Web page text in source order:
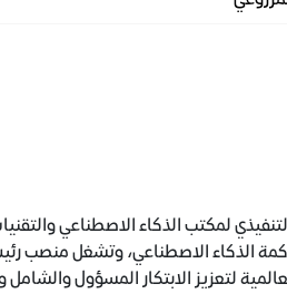
الذكاء الاصطناعي، وتشغل منصب
لتعزيز الابتكار المسؤول